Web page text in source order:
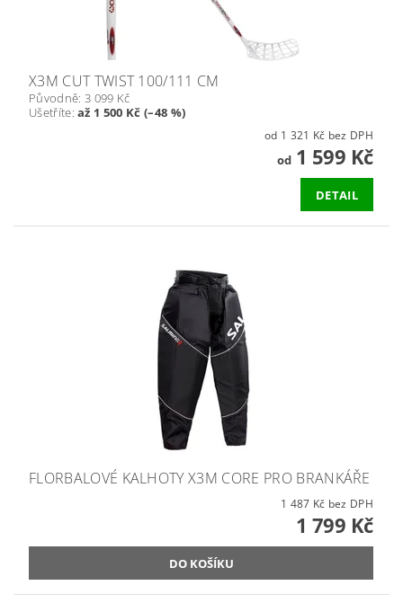
X3M CUT TWIST 100/111 CM
Původně: 3 099 Kč
Ušetříte:až 1 500 Kč (–48 %)
od 1 321 Kč bez DPH
od1 599 Kč
DETAIL
FLORBALOVÉ KALHOTY X3M CORE PRO BRANKÁŘE
1 487 Kč bez DPH
1 799 Kč